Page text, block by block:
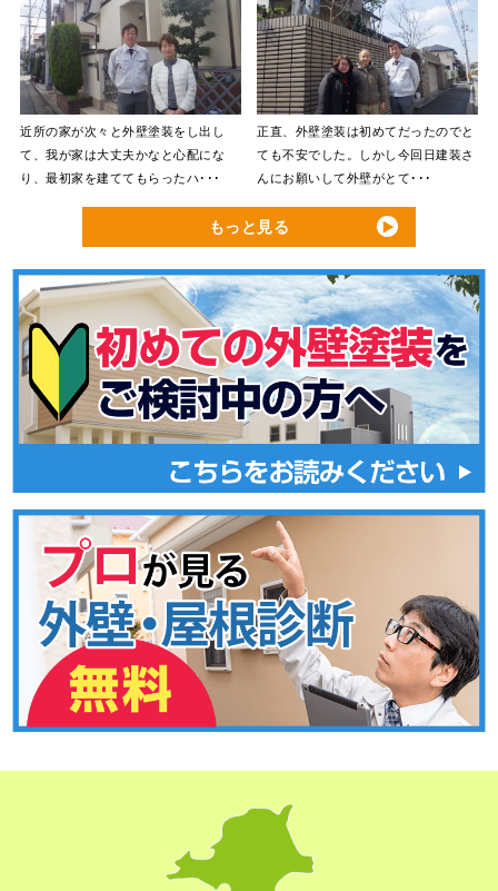
近所の家が次々と外壁塗装をし出し
て、我が家は大丈夫かなと心配にな
り、最初家を建ててもらったハ･･･
正直、外壁塗装は初めてだったのでと
ても不安でした。しかし今回日建装さ
んにお願いして外壁がとて･･･
もっと見る